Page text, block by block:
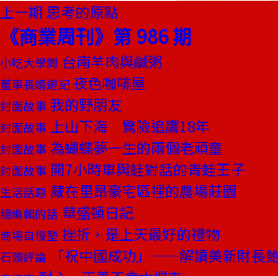
上一期 思考的原點
《商業周刊》第 986 期
小吃大學問 台南羊肉與鹹粥
董事長嬉遊記 夜色咖啡屋
封面故事 我的野朋友
封面故事 上山下海 驚險追鷹18年
封面故事 為蝴蝶夢一生的兩個老頑童
封面故事 開7小時車與蛙對話的青蛙王子
生活話題 藏在里昂豪宅區裡的農場莊園
總編輯的話 華盛頓日記
商場自慢塾 挫折，是上天最好的禮物
石頭評論 「祝中國成功」——解讀美新財長